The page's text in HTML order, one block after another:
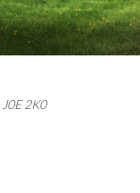
J0E 2K0